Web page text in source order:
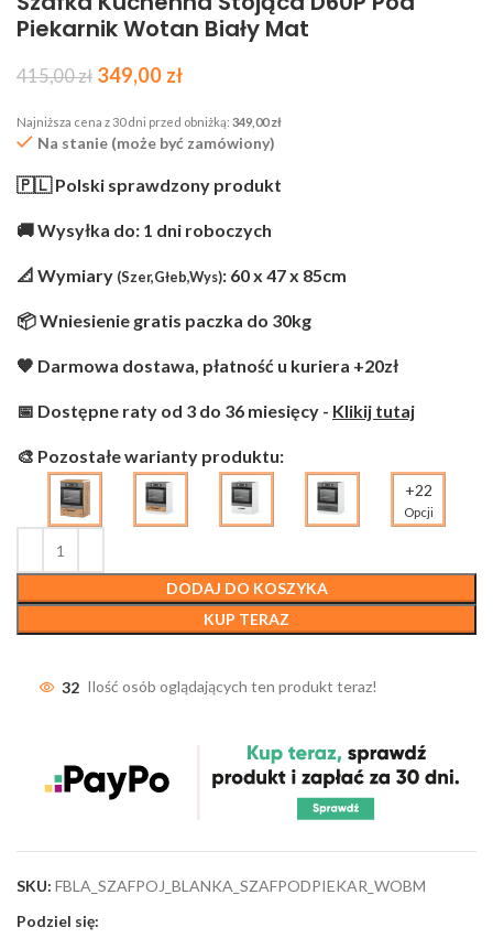
Piekarnik Wotan Biały Mat
415,00zł 349,00 zł
Najniższa cena z 30 dni przed obniżką: 349,00zł
Na stanie (może być zamówiony)
🇵🇱 Polski sprawdzony produkt
🚚 Wysyłka do: 1 dni roboczych
📐 Wymiary (Szer,Głeb,Wys): 60 x 47 x 85cm
📦 Wniesienie gratis paczka do 30kg
🧡 Darmowa dostawa, płatność u kuriera +20zł
📅 Dostępne raty od 3 do 36 miesięcy - Klikij tutaj
🎨 Pozostałe warianty produktu:
+22
Opcji
DODAJ DO KOSZYKA
KUP TERAZ
32 Ilość osób oglądających ten produkt teraz!
SKU: FBLA_SZAFPOJ_BLANKA_SZAFPODPIEKAR_WOBM
Podziel się: